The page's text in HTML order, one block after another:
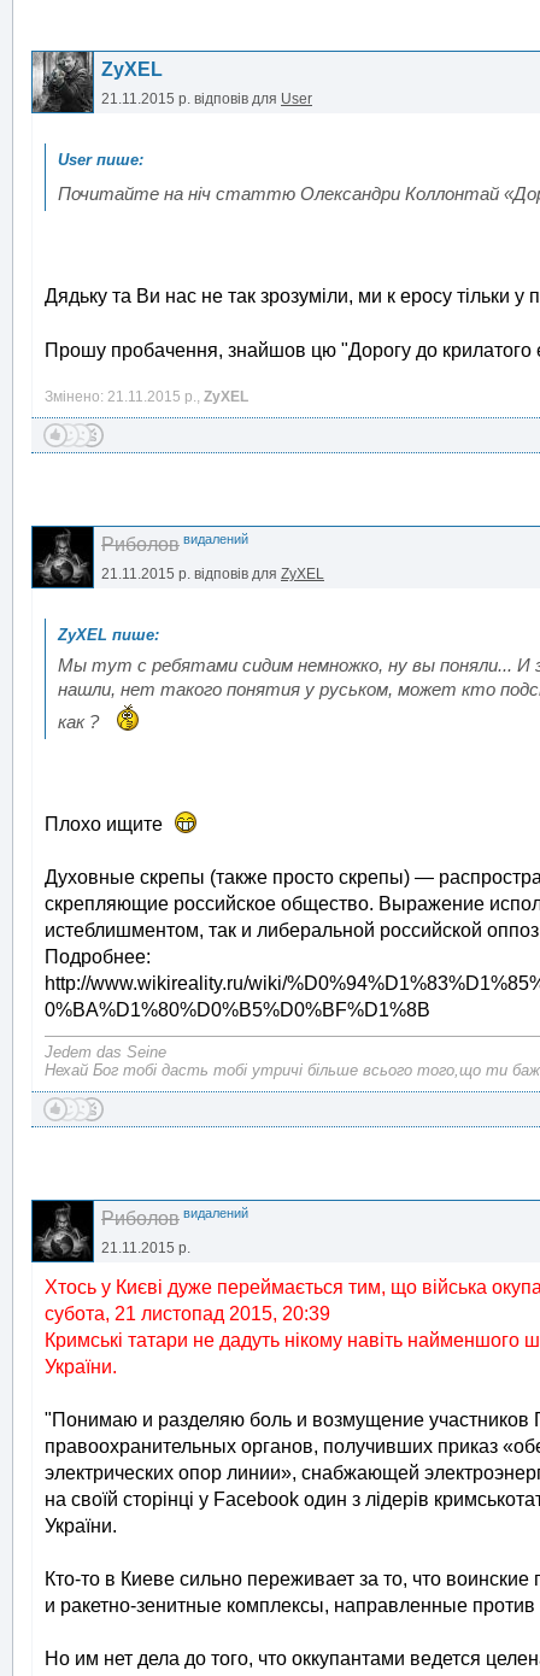
ZyXEL
21.11.2015 р. відповів для User
Почитайте на ніч статтю Олександри Коллонтай
Дядьку та Ви нас не так зрозуміли, ми к еросу тільки у
Прошу пробачення, знайшов цю "Дорогу до
Змінено: 21.11.2015 р., ZyXEL
Риболов видалений
21.11.2015 р. відповів для ZyXEL
Мы тут с ребятами сидим немножко, ну вы поняли... И
нашли, нет такого понятия у руськом, может кто
как ?
Плохо ищите
Духовные скрепы (также просто скрепы) —
скрепляющие российское общество. Выражение
истеблишментом, так и либеральной российской
Подробнее:
http://www.wikireality.ru/wiki/
0%BA%D1%80%D0%B5%D0%BF%D1%8B
Jedem das Seine
Нехай Бог тобі дасть тобі утричі більше всього того,що ти
Риболов видалений
21.11.2015 р.
Хтось у Києві дуже переймається тим, що війська
субота, 21 листопад 2015, 20:39
Кримські татари не дадуть нікому навіть найменшого
України.
"Понимаю и разделяю боль и возмущение
правоохранительных органов, получивших приказ
электрических опор линии», снабжающей
на своїй сторінці у Facebook один з лідерів
України.
Кто-то в Киеве сильно переживает за то, что
и ракетно-зенитные комплексы, направленные
Но им нет дела до того, что оккупантами ведется